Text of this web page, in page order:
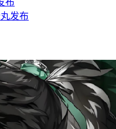
发布